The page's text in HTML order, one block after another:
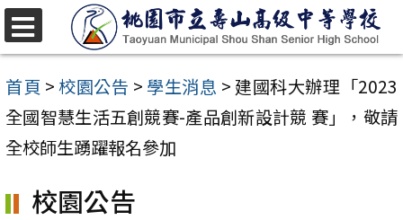
跳
至
主
要
內
區
首頁 >校園公告 > 學生消息 > 建國科大辦理「2023
全國智慧生活五創競賽-產品創新設計競 賽」，敬請
全校師生踴躍報名參加
校園公告
選
單